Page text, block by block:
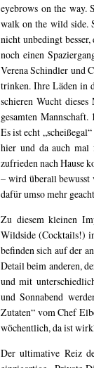
eyebrows on the way.
walk on the wild side.
nicht unbedingt
noch einen
Verena Schindler und
trinken. Ihre Läden in
schieren Wucht
gesamten
Es ist echt
hier und da auch mal
zufrieden nach Hause
– wird überall bewusst
dafür umso mehr
Zu diesem kleinen
Wildside (Cocktails!)
befinden sich auf der
Detail beim anderen,
und mit
und Sonnabend
Zutaten“ vom Chef
wöchentlich, da ist
Der ultimative Reiz